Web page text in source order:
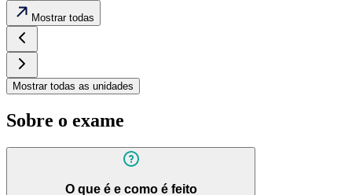
Mostrar todas
Mostrar todas as unidades
Sobre o exame
O que é e como é feito